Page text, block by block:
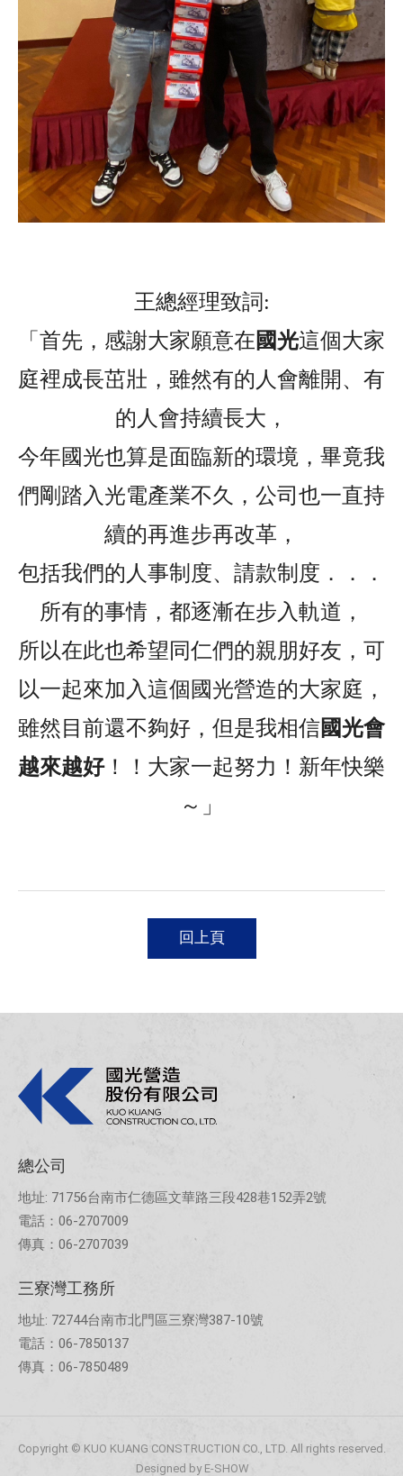
王總經理致詞:
「首先，感謝大家願意在國光這個大家
庭裡成長茁壯，雖然有的人會離開、有
的人會持續長大，
今年國光也算是面臨新的環境，畢竟我
們剛踏入光電產業不久，公司也一直持
續的再進步再改革，
包括我們的人事制度、請款制度．．．
所有的事情，都逐漸在步入軌道，
所以在此也希望同仁們的親朋好友，可
以一起來加入這個國光營造的大家庭，
雖然目前還不夠好，但是我相信國光會
越來越好！！大家一起努力！新年快樂
～」
回上頁
總公司
地址: 71756台南市仁德區文華路三段428巷152弄2號
電話：06-2707009
傳真：06-2707039
三寮灣工務所
地址: 72744台南市北門區三寮灣387-10號
電話：06-7850137
傳真：06-7850489
Copyright © KUO KUANG CONSTRUCTION CO., LTD. All rights reserved.
Designed by E-SHOW